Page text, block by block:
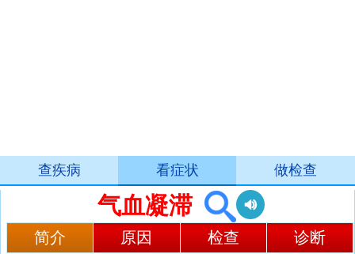
查疾病 看症状 做检查
气血凝滞
简介 原因 检查 诊断